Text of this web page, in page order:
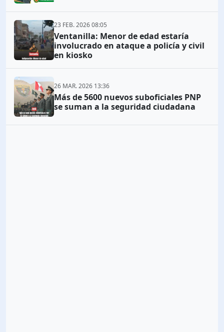
23 FEB. 2026 08:05
Ventanilla: Menor de edad estaría
involucrado en ataque a policía y civil
en kiosko
26 MAR. 2026 13:36
Más de 5600 nuevos suboficiales PNP
se suman a la seguridad ciudadana